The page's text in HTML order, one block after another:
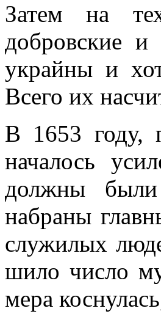
Затем на
добровские и
украйны и
Всего их
В 1653 году,
началось
должны
набраны
служилых
шило число
мера